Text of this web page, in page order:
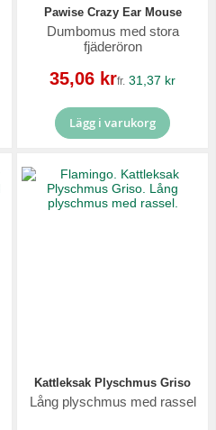
Pawise Crazy Ear Mouse
Dumbomus med stora
fjäderöron
Reapris
35,06 krfr. 31,37 kr
Lägg i varukorg
Kattleksak Plyschmus Griso
Lång plyschmus med rassel